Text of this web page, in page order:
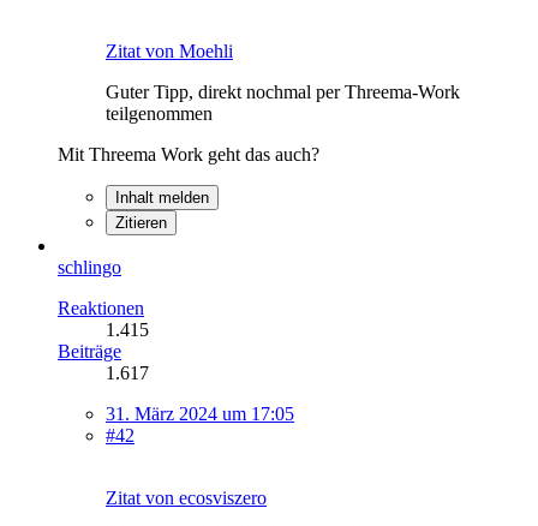
Zitat von Moehli
Guter Tipp, direkt nochmal per Threema-Work
teilgenommen
Mit Threema Work geht das auch?
Inhalt melden
Zitieren
schlingo
Reaktionen
1.415
Beiträge
1.617
31. März 2024 um 17:05
#42
Zitat von ecosviszero